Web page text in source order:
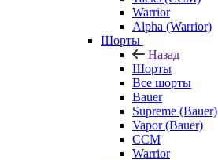
Warrior
Alpha (Warrior)
Шорты
Назад
Шорты
Все шорты
Bauer
Supreme (Bauer)
Vapor (Bauer)
CCM
Warrior